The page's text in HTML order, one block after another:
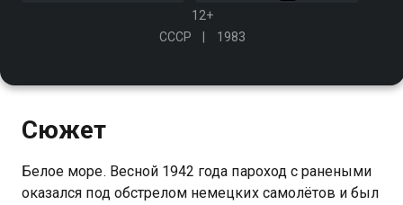
12+
СССР
1983
Сюжет
Белое море. Весной 1942 года пароход с ранеными
оказался под обстрелом немецких самолётов и был